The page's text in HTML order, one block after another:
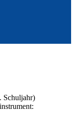
Schuljahr)